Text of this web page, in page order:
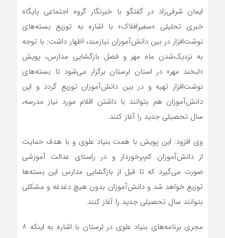
ایمان شرفی‌زاد در گفتگو با خبرنگار گروه اجتماعی پایگاه
خبری تحلیلی «سفیرافلاک» با اشاره به توزیع بسته‌های
نوشت‌افزار در بین دانش‌آموزان نیازمند، اظهار داشت: با توجه
به نزدیک‌شدن ماه مهر و فصل بازگشایی مدارس، پویش
«لبخند مهر» در استان لرستان برگزار می‌شود تا بسته‌های
نوشت‌افزار تهیه و در بین دانش‌آموزان توزیع گردد و این
دانش‌آموزان هم بتوانند با داشتن اقلام مورد نیاز مدرسه،
سال تحصیلی جدید را آغاز کنند.
وی افزود: این پویش با همت بنیاد علوی و با هدف حمایت
از دانش‌آموزان کم‌برخوردار و در راستای عدالت آموزشی
صورت می‌گیرد که تا قبل از بازگشایی مدارس این بسته‌ها
توزیع خواهد شد و دانش‌آموزان بدون هیچ دغدغه و مشکلی
بتوانند سال تحصیلی جدید را آغاز کنند.
مجری برنامه‌های بنیاد علوی در لرستان با اشاره به اینکه ۸